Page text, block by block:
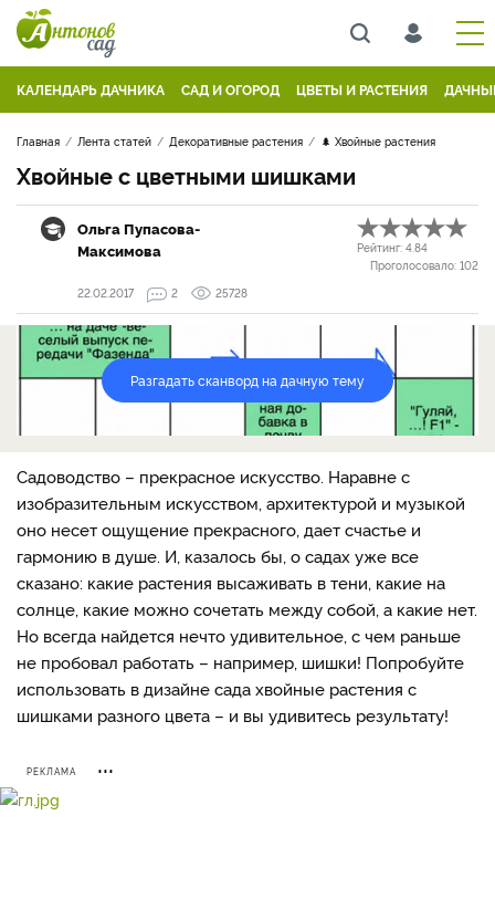
КАЛЕНДАРЬ ДАЧНИКА САД И ОГОРОД ЦВЕТЫ И РАСТЕНИЯ
Главная Лента статей Декоративные растения 🌲 Хвойные растения
Хвойные с цветными шишками
Ольга Пупасова-
Максимова
Рейтинг: 4.84
Проголосовало: 102
22.02.2017
2 25728
Разгадать сканворд на дачную тему
Садоводство – прекрасное искусство. Наравне с
изобразительным искусством, архитектурой и музыкой
оно несет ощущение прекрасного, дает счастье и
гармонию в душе. И, казалось бы, о садах уже все
сказано: какие растения высаживать в тени, какие на
солнце, какие можно сочетать между собой, а какие нет.
Но всегда найдется нечто удивительное, с чем раньше
не пробовал работать – например, шишки! Попробуйте
использовать в дизайне сада хвойные растения с
шишками разного цвета – и вы удивитесь результату!
РЕКЛАМА